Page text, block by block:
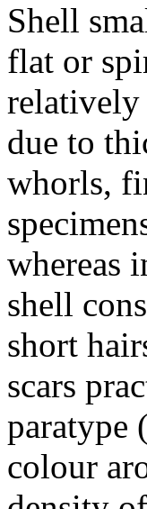
Shell
flat or
due to
whorls,
whereas
shell
short
scars
paratype
colour